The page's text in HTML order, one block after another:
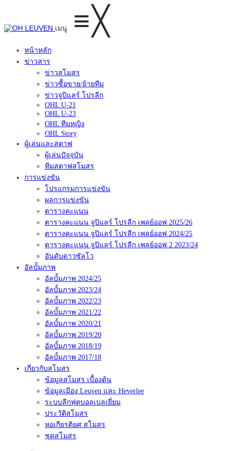
เมนู ≡╳
หน้าหลัก
ข่าวสาร
ข่าวสโมสร
ข่าวซื้อขาย/ย้ายทีม
ข่าวจูปิแลร์ โปรลีก
OHL U-21
OHL U-23
OHL ทีมหญิง
OHL Story
ผู้เล่นและสตาฟ
ผู้เล่นปัจจุบัน
ทีมสตาฟสโมสร
การแข่งขัน
โปรแกรมการแข่งขัน
ผลการแข่งขัน
ตารางคะแนน
ตารางคะแนน จูปิแลร์ โปรลีก เพลย์ออฟ 2025/26
ตารางคะแนน จูปิแลร์ โปรลีก เพลย์ออฟ 2024/25
ตารางคะแนน จูปิแลร์ โปรลีก เพลย์ออฟ 2 2023/24
อันดับดาวซัลโว
อัลบั้มภาพ
อัลบั้มภาพ 2024/25
อัลบั้มภาพ 2023/24
อัลบั้มภาพ 2022/23
อัลบั้มภาพ 2021/22
อัลบั้มภาพ 2020/21
อัลบั้มภาพ 2019/20
อัลบั้มภาพ 2018/19
อัลบั้มภาพ 2017/18
เกี่ยวกับสโมสร
ข้อมูลสโมสร เบื้องต้น
ข้อมูลเมือง Leuven และ Heverlee
ระบบลีกฟุตบอลเบลเยี่ยม
ประวัติสโมสร
หอเกียรติยศ สโมสร
ชุดสโมสร